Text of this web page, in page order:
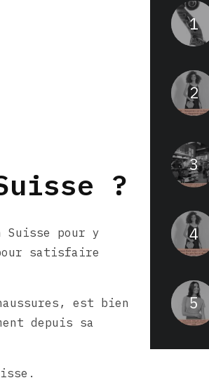
?
Suisse pour y
satisfaire
est bien
depuis sa